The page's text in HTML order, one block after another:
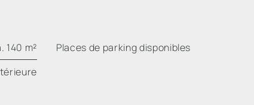
140 m²
Places de parking disponibles